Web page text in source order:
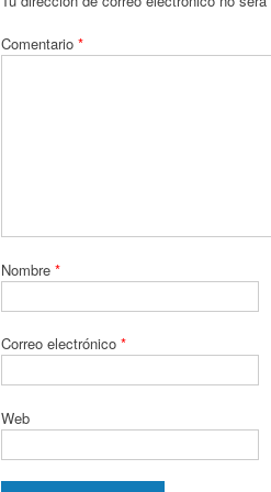
Comentario *
Nombre *
Correo electrónico *
Web